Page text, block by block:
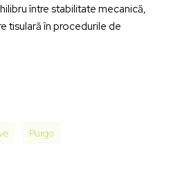
între stabilitate mecanică,
tisulară în procedurile de
Purgo